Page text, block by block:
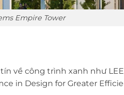
Empire Tower
về công trình xanh như
in Design for Greater